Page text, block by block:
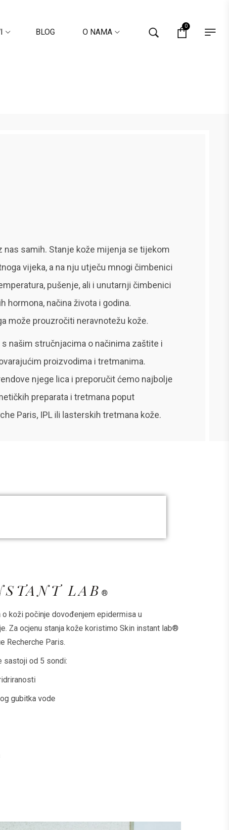
BLOG O NAMA
0
nas samih. Stanje kože mijenja se tijekom
vijeka, a na nju utječu mnogi čimbenici
pušenje, ali i unutarnji čimbenici
hormona, načina života i godina.
može prouzročiti neravnotežu kože.
našim stručnjacima o načinima zaštite i
proizvodima i tretmanima.
njege lica i preporučit ćemo najbolje
preparata i tretmana poput
Paris, IPL ili lasterskih tretmana kože.
LAB ®
o koži počinje dovođenjem epidermisa u
Za ocjenu stanja kože koristimo Skin instant lab®
Recherche Paris.
sastoji od 5 sondi:
gubitka vode